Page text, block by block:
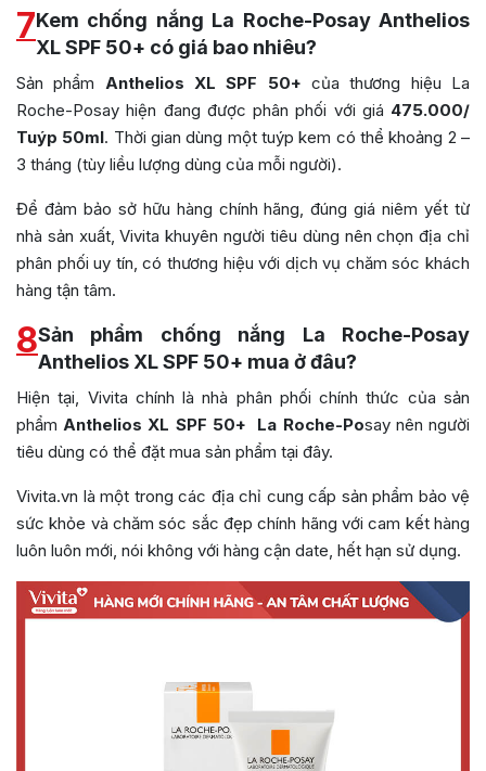
7Kem chống nắng La Roche-Posay Anthelios
XL SPF 50+ có giá bao nhiêu?
Sản phẩm Anthelios XL SPF 50+ của thương hiệu La
Roche-Posay hiện đang được phân phối với giá 475.000/
Tuýp 50ml. Thời gian dùng một tuýp kem có thể khoảng 2 –
3 tháng (tùy liều lượng dùng của mỗi người).
Để đảm bảo sở hữu hàng chính hãng, đúng giá niêm yết từ
nhà sản xuất, Vivita khuyên người tiêu dùng nên chọn địa chỉ
phân phối uy tín, có thương hiệu với dịch vụ chăm sóc khách
hàng tận tâm.
8Sản phẩm chống nắng La Roche-Posay
Anthelios XL SPF 50+ mua ở đâu?
Hiện tại, Vivita chính là nhà phân phối chính thức của sản
phẩmAnthelios XL SPF 50+ La Roche-Posay nên người
tiêu dùng có thể đặt mua sản phẩm tại đây.
Vivita.vn là một trong các địa chỉ cung cấp sản phẩm bảo vệ
sức khỏe và chăm sóc sắc đẹp chính hãng với cam kết hàng
luôn luôn mới, nói không với hàng cận date, hết hạn sử dụng.